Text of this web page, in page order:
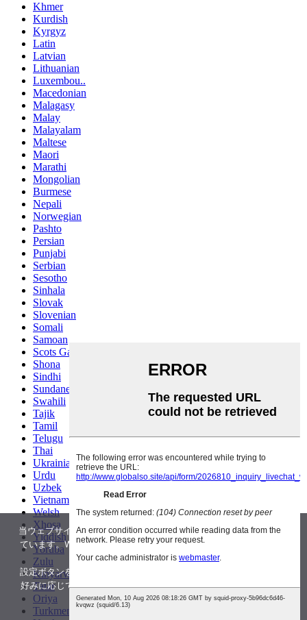
Khmer
Kurdish
Kyrgyz
Latin
Latvian
Lithuanian
Luxembou..
Macedonian
Malagasy
Malay
Malayalam
Maltese
Maori
Marathi
Mongolian
Burmese
Nepali
Norwegian
Pashto
Persian
Punjabi
Serbian
Sesotho
Sinhala
Slovak
Slovenian
Somali
Samoan
Scots Gaelic
Shona
Sindhi
Sundanese
Swahili
Tajik
Tamil
Telugu
Thai
Ukrainian
Urdu
Uzbek
Vietnamese
Welsh
Xhosa
Yiddish
Yoruba
Zulu
Kinyarwanda
Tatar
Oriya
Turkmen
当ウェブサイトでは使いやすさを向上させるためにCookieを使用し
ています。Web サイトを使用すると、Cookie の使用に同意したこ
とになります。
設定ボタンをクリックすると、いつでもこの同意を取り消したり、
好みに応じて Cookie の使用を調整したりできます。詳細について
は、ここをクリックしてください。